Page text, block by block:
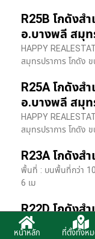
R25B โกดังส
อ.บางพลี สมุท
HAPPY
สมุทรปราการ โกดัง
R25A โกดังส
อ.บางพลี สมุท
HAPPY
สมุทรปราการ โกดัง
R23A โกดังส
พื้นที่ : บนพื้นที่กว่า
6 เม
R22D โกดังส
HR22 โกดังสำเร็จรู
รายละเอียดโรงง
หน้าหลัก ที่ตั้งทั้งห